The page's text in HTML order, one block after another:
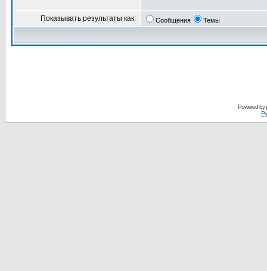
Показывать результаты как: Сообщения Темы
Powered by